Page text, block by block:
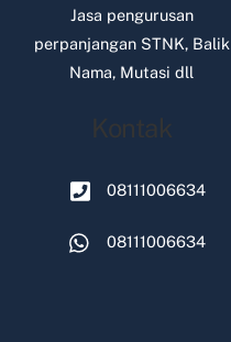
Jasa pengurusan
perpanjangan STNK, Balik
Nama, Mutasi dll
Kontak
08111006634
08111006634